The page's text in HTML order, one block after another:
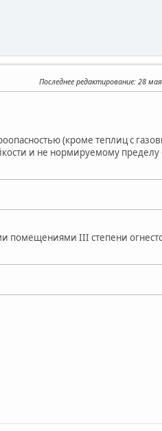
Последнее редактирование: 28
(кроме теплиц с
и не нормируемому пределу
помещениями III степени